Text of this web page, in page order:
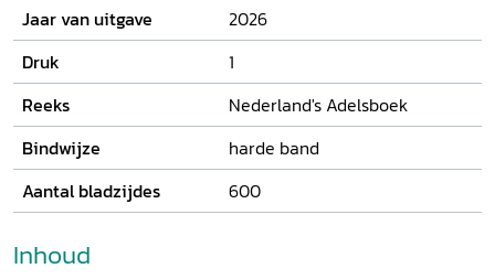
Jaar van uitgave
2026
Druk
1
Reeks
Nederland's Adelsboek
Bindwijze
harde band
Aantal bladzijdes
600
Inhoud